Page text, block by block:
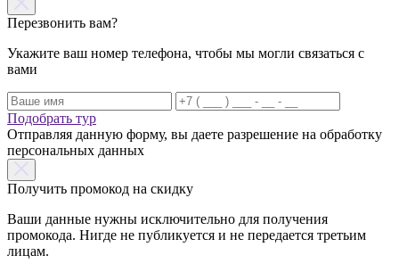
Перезвонить вам?
Укажите ваш номер телефона, чтобы мы могли связаться с
вами
Подобрать тур
Отправляя данную форму, вы даете разрешение на обработку
персональных данных
Получить промокод на скидку
Ваши данные нужны исключительно для получения
промокода. Нигде не публикуется и не передается третьим
лицам.